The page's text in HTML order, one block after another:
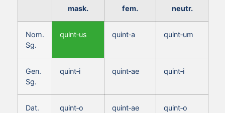
mask. fem. neutr.
Nom.
Sg.
quint‑us quint‑a quint‑um
Gen.
Sg.
quint‑i quint‑ae quint‑i
Dat.
quint‑o quint‑ae quint‑o